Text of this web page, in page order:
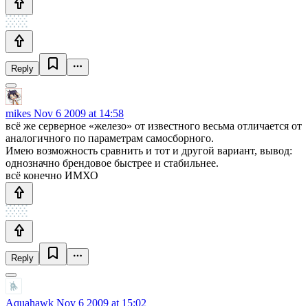
Reply
mikes Nov 6 2009 at 14:58
всё же серверное «железо» от известного весьма отличается от
аналогичного по параметрам самосборного.
Имею возможность сравнить и тот и другой вариант, вывод:
однозначно брендовое быстрее и стабильнее.
всё конечно ИМХО
Reply
Aquahawk Nov 6 2009 at 15:02